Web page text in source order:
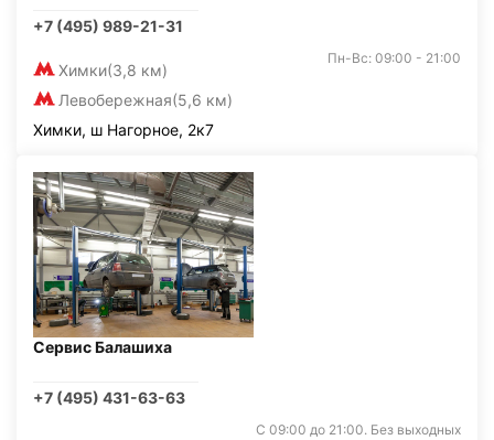
+7 (495) 989-21-31
Химки(3,8 км)
Левобережная(5,6 км)
Пн-Вс: 09:00 - 21:00
Химки, ш Нагорное, 2к7
Сервис Балашиха
+7 (495) 431-63-63
С 09:00 до 21:00. Без выходных